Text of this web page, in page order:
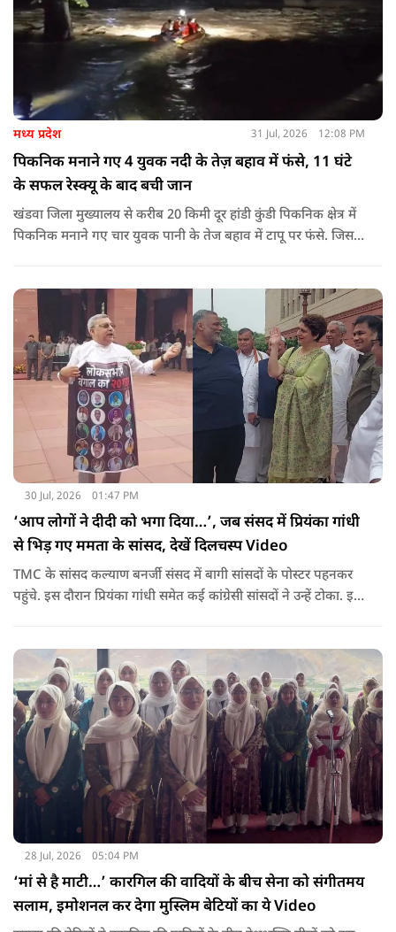
मध्य प्रदेश 31 Jul, 2026 12:08 PM
पिकनिक मनाने गए 4 युवक नदी के तेज़ बहाव में फंसे, 11 घंटे
के सफल रेस्क्यू के बाद बची जान
खंडवा जिला मुख्यालय से करीब 20 किमी दूर हांडी कुंडी पिकनिक क्षेत्र में
पिकनिक मनाने गए चार युवक पानी के तेज बहाव में टापू पर फंसे. जिसके
30 Jul, 2026 01:47 PM
‘आप लोगों ने दीदी को भगा दिया…’, जब संसद में प्रियंका गांधी
से भिड़ गए ममता के सांसद, देखें दिलचस्प Video
TMC के सांसद कल्याण बनर्जी संसद में बागी सांसदों के पोस्टर पहनकर
पहुंचे. इस दौरान प्रियंका गांधी समेत कई कांग्रेसी सांसदों ने उन्हें टोका. इस
28 Jul, 2026 05:04 PM
‘मां से है माटी…’ कारगिल की वादियों के बीच सेना को संगीतमय
सलाम, इमोशनल कर देगा मुस्लिम बेटियों का ये Video